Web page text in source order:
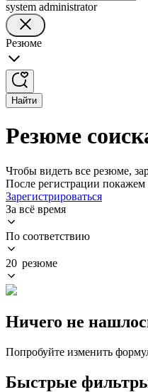
system administrator
Резюме
Найти
Резюме
Чтобы видеть все резюме,
После регистрации
Зарегистрироваться
За всё время
По соответствию
20 резюме
Ничего не
Попробуйте изменить
Быстрые